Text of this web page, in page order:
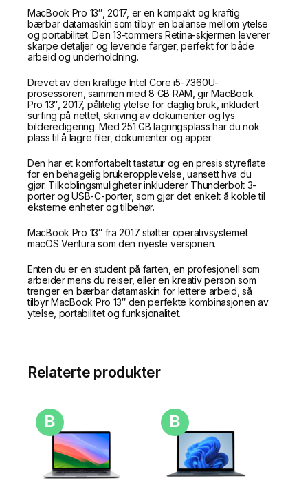
MacBook Pro 13″, 2017, er en kompakt og kraftig
bærbar datamaskin som tilbyr en balanse mellom ytelse
og portabilitet. Den 13-tommers Retina-skjermen leverer
skarpe detaljer og levende farger, perfekt for både
arbeid og underholdning.
Drevet av den kraftige Intel Core i5-7360U-
prosessoren, sammen med 8 GB RAM, gir MacBook
Pro 13″, 2017, pålitelig ytelse for daglig bruk, inkludert
surfing på nettet, skriving av dokumenter og lys
bilderedigering. Med 251 GB lagringsplass har du nok
plass til å lagre filer, dokumenter og apper.
Den har et komfortabelt tastatur og en presis styreflate
for en behagelig brukeropplevelse, uansett hva du
gjør. Tilkoblingsmuligheter inkluderer Thunderbolt 3-
porter og USB-C-porter, som gjør det enkelt å koble til
eksterne enheter og tilbehør.
MacBook Pro 13″ fra 2017 støtter operativsystemet
macOS Ventura som den nyeste versjonen.
Enten du er en student på farten, en profesjonell som
arbeider mens du reiser, eller en kreativ person som
trenger en bærbar datamaskin for lettere arbeid, så
tilbyr MacBook Pro 13″ den perfekte kombinasjonen av
ytelse, portabilitet og funksjonalitet.
Relaterte produkter
B B